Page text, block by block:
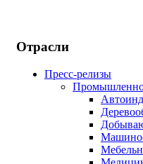
Отрасли
Пресс-релизы